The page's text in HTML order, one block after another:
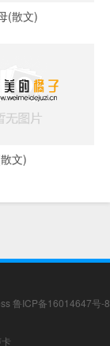
(散文)
文)
鲁ICP备16014647号-8